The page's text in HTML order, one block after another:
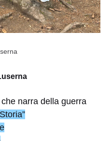
narra della guerra